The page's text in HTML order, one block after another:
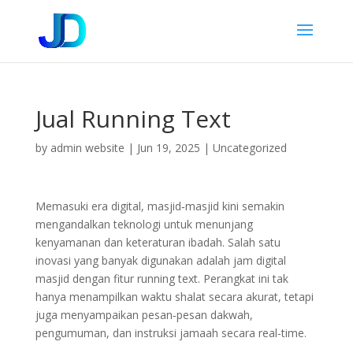
Jual Running Text
by admin website | Jun 19, 2025 | Uncategorized
Memasuki era digital, masjid‑masjid kini semakin
mengandalkan teknologi untuk menunjang
kenyamanan dan keteraturan ibadah. Salah satu
inovasi yang banyak digunakan adalah jam digital
masjid dengan fitur running text. Perangkat ini tak
hanya menampilkan waktu shalat secara akurat, tetapi
juga menyampaikan pesan‑pesan dakwah,
pengumuman, dan instruksi jamaah secara real-time.